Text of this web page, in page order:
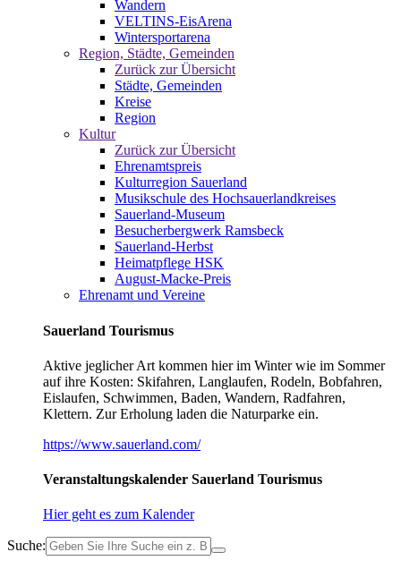
Wandern
VELTINS-EisArena
Wintersportarena
Region, Städte, Gemeinden
Zurück zur Übersicht
Städte, Gemeinden
Kreise
Region
Kultur
Zurück zur Übersicht
Ehrenamtspreis
Kulturregion Sauerland
Musikschule des Hochsauerlandkreises
Sauerland-Museum
Besucherbergwerk Ramsbeck
Sauerland-Herbst
Heimatpflege HSK
August-Macke-Preis
Ehrenamt und Vereine
Sauerland Tourismus
Aktive jeglicher Art kommen hier im Winter wie im Sommer
auf ihre Kosten: Skifahren, Langlaufen, Rodeln, Bobfahren,
Eislaufen, Schwimmen, Baden, Wandern, Radfahren,
Klettern. Zur Erholung laden die Naturparke ein.
https://www.sauerland.com/
Veranstaltungskalender Sauerland Tourismus
Hier geht es zum Kalender
Suche: